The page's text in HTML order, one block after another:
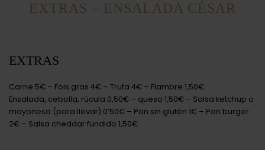
EXTRAS – ENSALADA CÉSAR
EXTRAS
Carne 5€ – Fois gras 4€ – Trufa 4€ – Flambre 1,50€
Ensalada, cebolla, rúcula 0,50€ – queso 1,50€ – Salsa ketchup o
mayonesa (para llevar) 0’50€ – Pan sin glutén 1€ – Pan burger
2€ – Salsa cheddar fundido 1,50€.